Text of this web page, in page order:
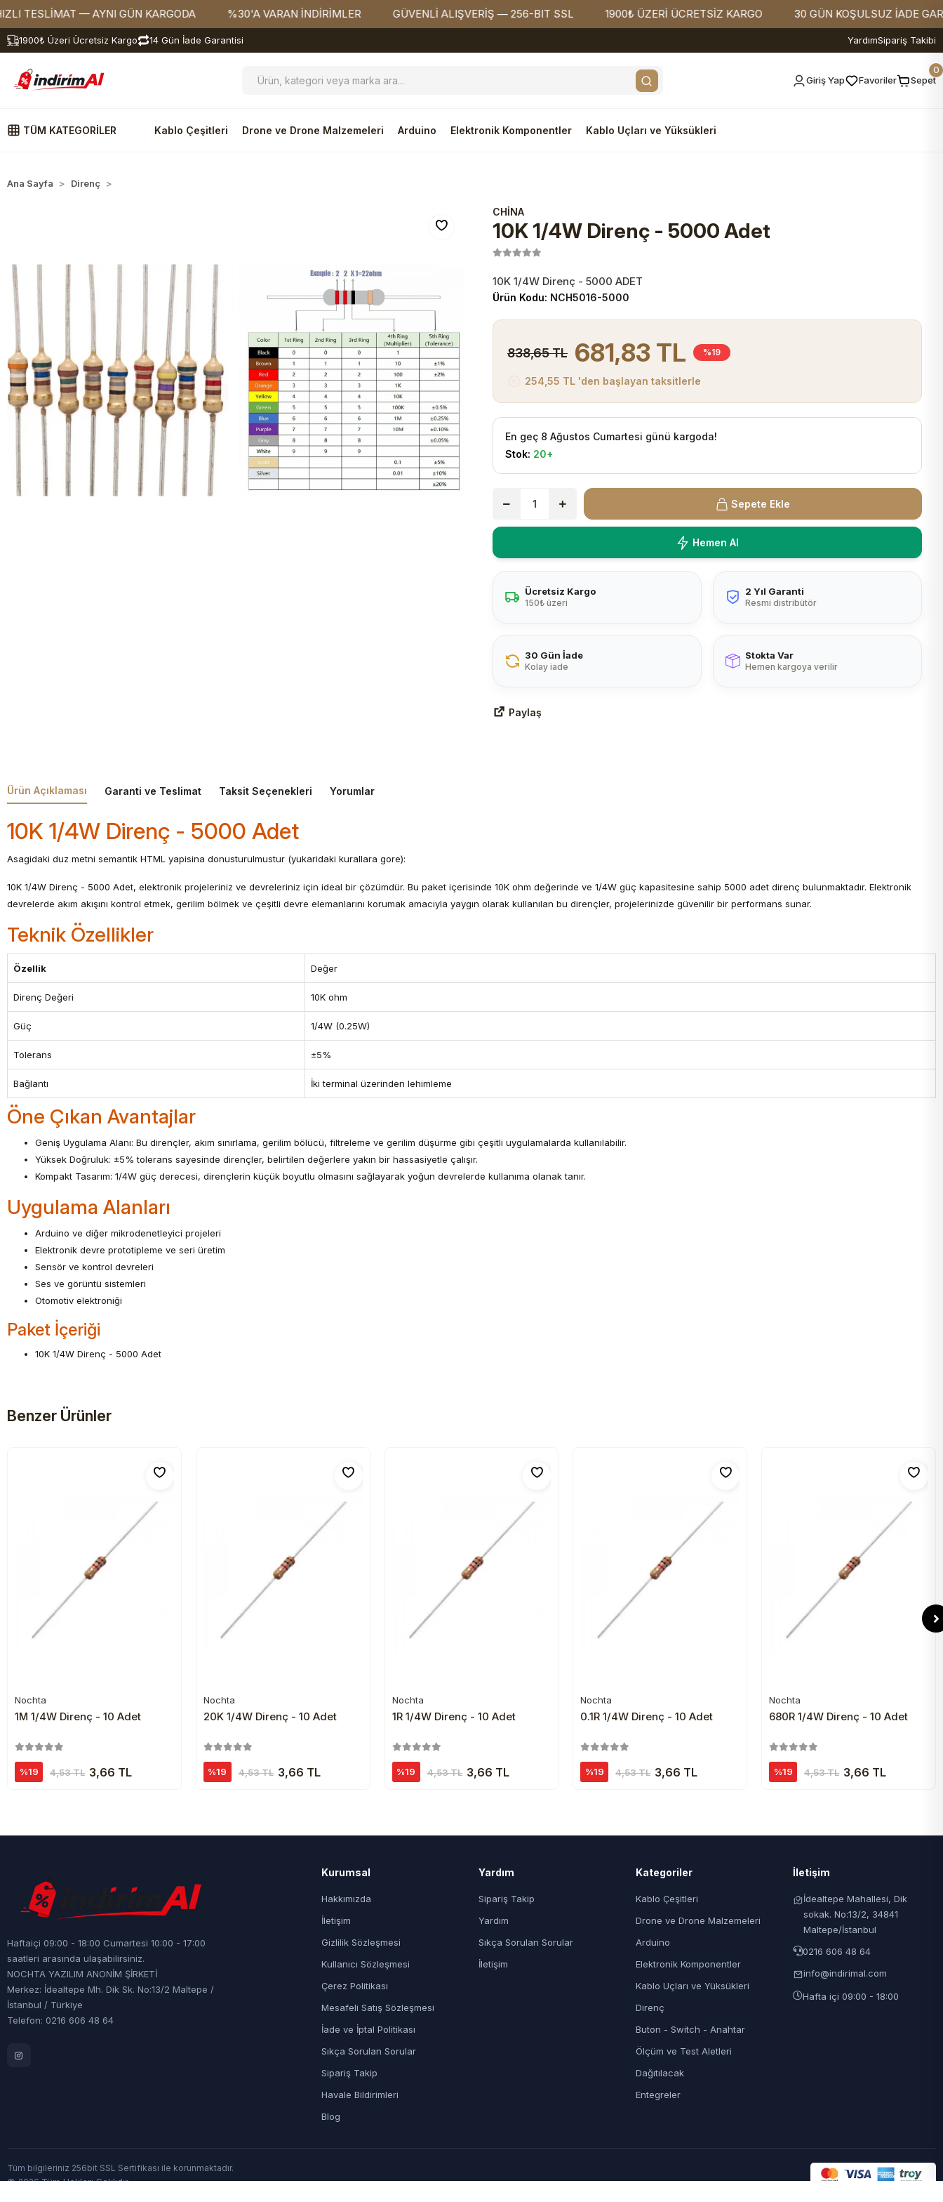
— AYNI GÜN KARGODA %30'A VARAN İNDİRİMLER GÜVENLİ ALIŞVERİŞ — 256-BIT SSL 1900₺ ÜZERİ ÜCRETSİZ KARGO 30 GÜN KOŞULSUZ İADE
1900₺ Üzeri Ücretsiz Kargo 14 Gün İade Garantisi YardımSipariş Takibi
Giriş Yap Favoriler Sepet
0
TÜM KATEGORİLER Kablo Çeşitleri Drone ve Drone Malzemeleri Arduino Elektronik Komponentler Kablo Uçları ve Yüksükleri
Ana Sayfa Direnç
CHİNA
10K 1/4W Direnç - 5000 Adet
10K 1/4W Direnç - 5000 ADET
Ürün Kodu: NCH5016-5000
838,65 TL 681,83 TL %19
254,55 TL 'den başlayan taksitlerle
En geç 8 Ağustos Cumartesi günü kargoda!
Stok: 20+
Sepete Ekle
Hemen Al
Ücretsiz Kargo
150₺ üzeri
2 Yıl Garanti
Resmi distribütör
30 Gün İade
Kolay iade
Stokta Var
Hemen kargoya verilir
Paylaş
Ürün Açıklaması Garanti ve Teslimat Taksit Seçenekleri Yorumlar
10K 1/4W Direnç - 5000 Adet
Asagidaki duz metni semantik HTML yapisina donusturulmustur (yukaridaki kurallara gore):
10K 1/4W Direnç - 5000 Adet, elektronik projeleriniz ve devreleriniz için ideal bir çözümdür. Bu paket içerisinde 10K ohm değerinde ve 1/4W güç kapasitesine sahip 5000 adet direnç bulunmaktadır. Elektronik
devrelerde akım akışını kontrol etmek, gerilim bölmek ve çeşitli devre elemanlarını korumak amacıyla yaygın olarak kullanılan bu dirençler, projelerinizde güvenilir bir performans sunar.
Teknik Özellikler
Özellik Değer
Direnç Değeri 10K ohm
Güç 1/4W (0.25W)
Tolerans ±5%
Bağlantı İki terminal üzerinden lehimleme
Öne Çıkan Avantajlar
Geniş Uygulama Alanı: Bu dirençler, akım sınırlama, gerilim bölücü, filtreleme ve gerilim düşürme gibi çeşitli uygulamalarda kullanılabilir.
Yüksek Doğruluk: ±5% tolerans sayesinde dirençler, belirtilen değerlere yakın bir hassasiyetle çalışır.
Kompakt Tasarım: 1/4W güç derecesi, dirençlerin küçük boyutlu olmasını sağlayarak yoğun devrelerde kullanıma olanak tanır.
Uygulama Alanları
Arduino ve diğer mikrodenetleyici projeleri
Elektronik devre prototipleme ve seri üretim
Sensör ve kontrol devreleri
Ses ve görüntü sistemleri
Otomotiv elektroniği
Paket İçeriği
10K 1/4W Direnç - 5000 Adet
Benzer Ürünler
Sepete Ekle
Nochta
1M 1/4W Direnç - 10 Adet
%19 4,53 TL 3,66 TL
Sepete Ekle
Nochta
20K 1/4W Direnç - 10 Adet
%19 4,53 TL 3,66 TL
Sepete Ekle
Nochta
1R 1/4W Direnç - 10 Adet
%19 4,53 TL 3,66 TL
Sepete Ekle
Nochta
0.1R 1/4W Direnç - 10 Adet
%19 4,53 TL 3,66 TL
Sepete Ekle
Nochta
680R 1/4W Direnç - 10 Adet
%19 4,53 TL 3,66 TL
Haftaiçi 09:00 - 18:00 Cumartesi 10:00 - 17:00
saatleri arasında ulaşabilirsiniz.
NOCHTA YAZILIM ANONİM ŞİRKETİ
Merkez: İdealtepe Mh. Dik Sk. No:13/2 Maltepe /
İstanbul / Türkiye
Telefon: 0216 606 48 64
Kurumsal
Hakkımızda
İletişim
Gizlilik Sözleşmesi
Kullanıcı Sözleşmesi
Çerez Politikası
Mesafeli Satış Sözleşmesi
İade ve İptal Politikası
Sıkça Sorulan Sorular
Sipariş Takip
Havale Bildirimleri
Blog
Yardım
Sipariş Takip
Yardım
Sıkça Sorulan Sorular
İletişim
Kategoriler
Kablo Çeşitleri
Drone ve Drone Malzemeleri
Arduino
Elektronik Komponentler
Kablo Uçları ve Yüksükleri
Direnç
Buton - Switch - Anahtar
Ölçüm ve Test Aletleri
Dağıtılacak
Entegreler
İletişim
İdealtepe Mahallesi, Dik
sokak. No:13/2, 34841
Maltepe/İstanbul
0216 606 48 64
info@indirimal.com
Hafta içi 09:00 - 18:00
Tüm bilgileriniz 256bit SSL Sertifikası ile korunmaktadır.
©2026Tüm Hakları Saklıdır